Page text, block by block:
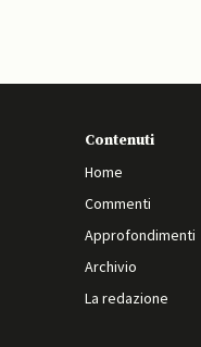
Contenuti
Home
Commenti
Approfondimenti
Archivio
La redazione